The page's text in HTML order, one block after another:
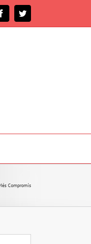
FacebookTwitter
Compromís